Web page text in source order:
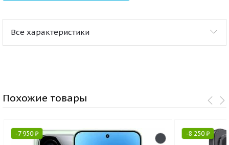
Все характеристики
Похожие товары
-7 950₽ -8 250₽